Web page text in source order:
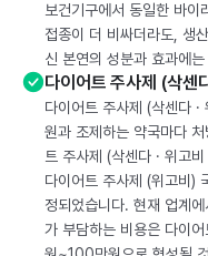
보건기구에서 동일한 바
접종이 더 비싸더라도, 생
신 본연의 성분과 효과에
다이어트 주사제 (삭센
다이어트 주사제 (삭센다
원과 조제하는 약국마다
트 주사제 (삭센다 · 위고
다이어트 주사제 (위고비)
정되었습니다. 현재 업계
가 부담하는 비용은 다이